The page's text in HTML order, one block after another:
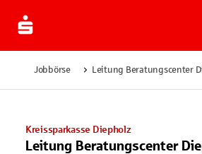
Jobbörse Leitung Beratungscenter
Kreissparkasse Diepholz
Leitung Beratungscenter